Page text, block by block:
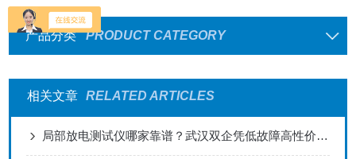
产品分类 PRODUCT CATEGORY
相关文章 RELATED ARTICLES
局部放电测试仪哪家靠谱？武汉双企凭低故障高性价比出圈